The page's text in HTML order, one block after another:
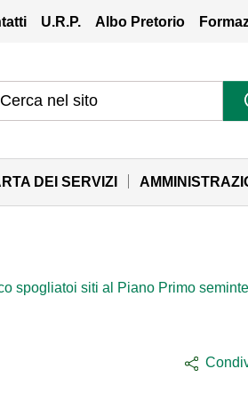
U.R.P. Albo Pretorio
DEI SERVIZI
spogliatoi siti al Piano Primo